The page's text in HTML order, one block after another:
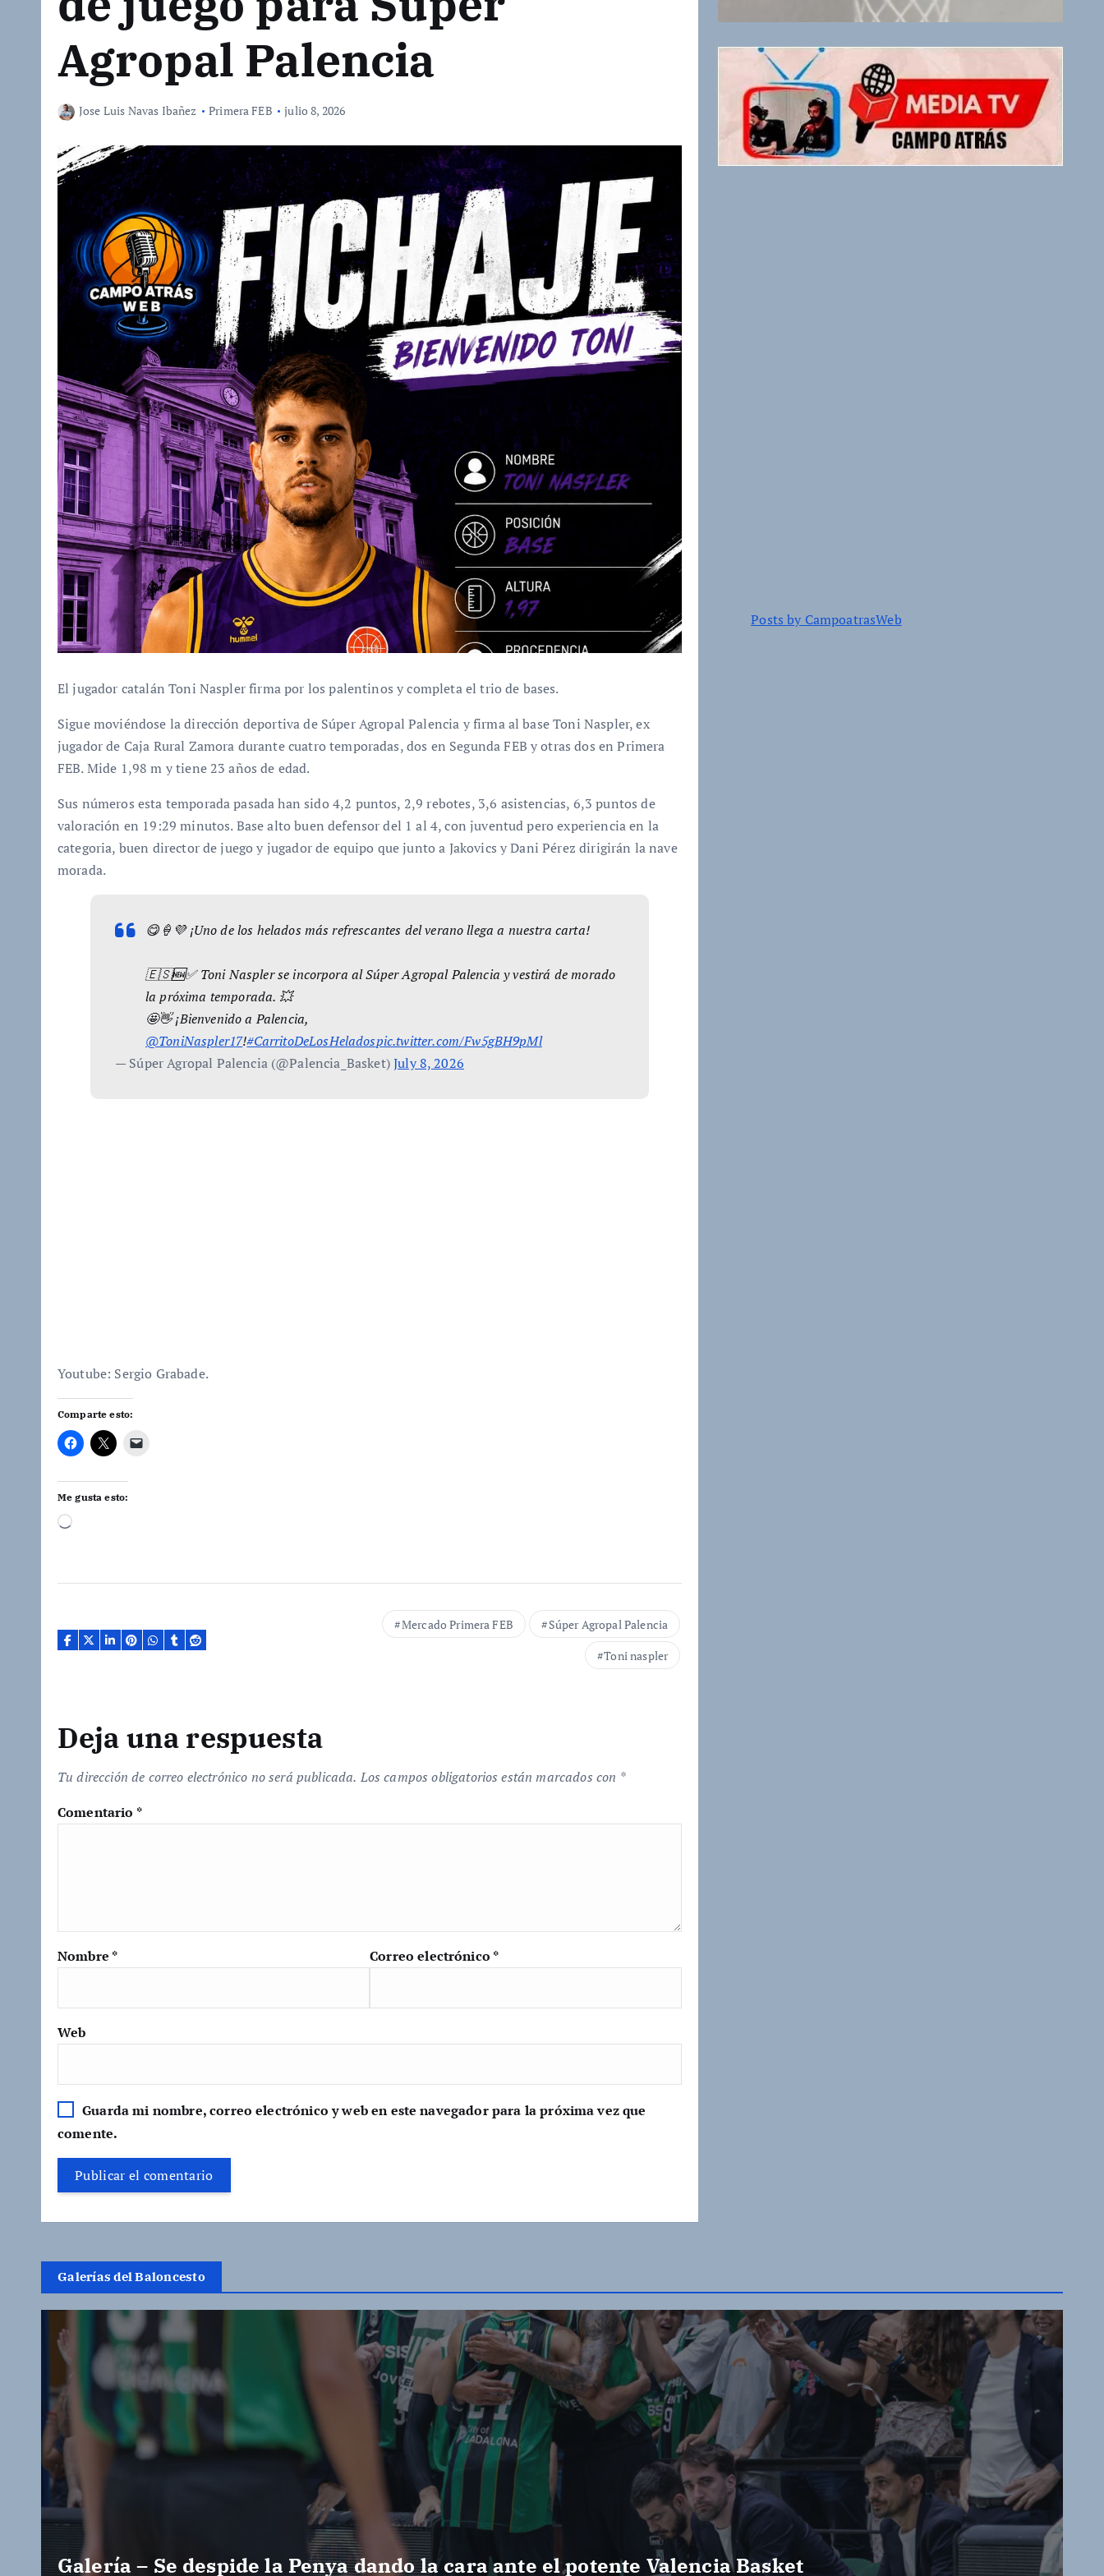
Agropal Palencia
Jose Luis Navas Ibañez Primera FEB julio 8, 2026
El jugador catalán Toni Naspler firma por los palentinos y completa el trio de bases.
Sigue moviéndose la dirección deportiva de Súper Agropal Palencia y firma al base Toni Naspler, ex
jugador de Caja Rural Zamora durante cuatro temporadas, dos en Segunda FEB y otras dos en Primera
FEB. Mide 1,98 m y tiene 23 años de edad.
Sus números esta temporada pasada han sido 4,2 puntos, 2,9 rebotes, 3,6 asistencias, 6,3 puntos de
valoración en 19:29 minutos. Base alto buen defensor del 1 al 4, con juventud pero experiencia en la
categoria, buen director de juego y jugador de equipo que junto a Jakovics y Dani Pérez dirigirán la nave
morada.
😋🍦💜 ¡Uno de los helados más refrescantes del verano llega a nuestra carta!
🇪🇸🆕✅ Toni Naspler se incorpora al Súper Agropal Palencia y vestirá de morado
la próxima temporada. 💥
🤩👋 ¡Bienvenido a Palencia,
@ToniNaspler17!#CarritoDeLosHeladospic.twitter.com/Fw5gBH9pMl
— Súper Agropal Palencia (@Palencia_Basket)July 8, 2026
Youtube: Sergio Grabade.
Comparte esto:
Me gusta esto:
C
g
n
d
.
Mercado Primera FEB
Súper Agropal Palencia
Toni naspler
Deja una respuesta
Tu dirección de correo electrónico no será publicada. Los campos obligatorios están marcados con *
Comentario *
Nombre * Correo electrónico *
Web
Guarda mi nombre, correo electrónico y web en este navegador para la próxima vez que
comente.
Posts by CampoatrasWeb
Galerías del Baloncesto
Galería – Se despide la Penya dando la cara ante el potente Valencia Basket